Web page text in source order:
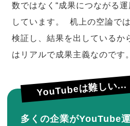
数ではなく“成果につながる
しています。 机上の空論で
検証し、結果を出しているか
はリアルで成果主義なのです。
YouTubeは難しい...
多くの企業がYouTube